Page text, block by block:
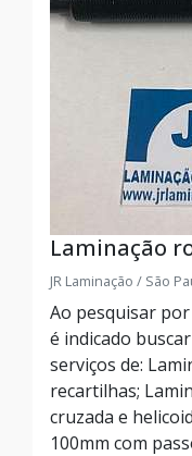
Laminação
JR Laminação / São
Ao pesquisar
é indicado
serviços de:
recartilhas;
cruzada e
100mm com